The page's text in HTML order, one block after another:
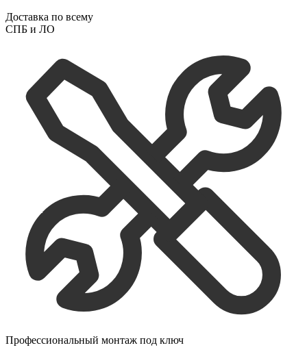
Доставка по всему
СПБ и ЛО
Профессиональный монтаж под ключ